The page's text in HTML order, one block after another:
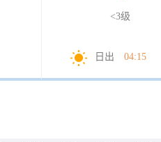
<3级
日出 04:15